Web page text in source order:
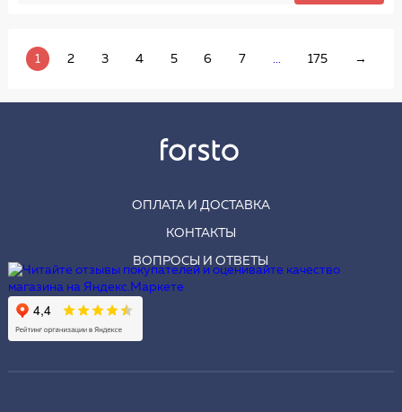
1 2 3 4 5 6 7 ... 175 →
ОПЛАТА И ДОСТАВКА
КОНТАКТЫ
ВОПРОСЫ И ОТВЕТЫ